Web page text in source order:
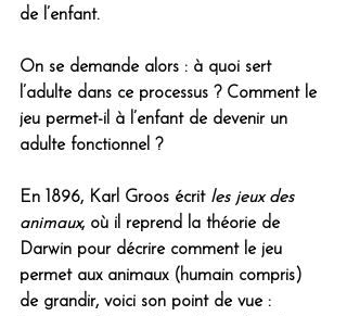
de l’enfant.
On se demande alors : à quoi sert
l’adulte dans ce processus ? Comment le
jeu permet-il à l’enfant de devenir un
adulte fonctionnel ?
En 1896, Karl Groos écrit les jeux des
animaux, où il reprend la théorie de
Darwin pour décrire comment le jeu
permet aux animaux (humain compris)
de grandir, voici son point de vue :